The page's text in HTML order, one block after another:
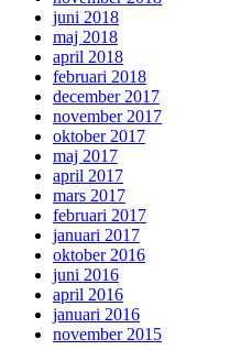
juni 2018
maj 2018
april 2018
februari 2018
december 2017
november 2017
oktober 2017
maj 2017
april 2017
mars 2017
februari 2017
januari 2017
oktober 2016
juni 2016
april 2016
januari 2016
november 2015